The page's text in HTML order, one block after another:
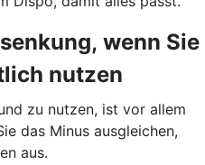
wenn Sie
nutzen
zu nutzen, ist vor allem
das Minus ausgleichen,
aus.